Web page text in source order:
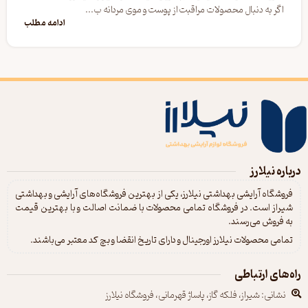
اگر به دنبال محصولات مراقبت از پوست و موی مردانه ب...
ادامه مطلب
درباره نیلارز
فروشگاه آرایشی بهداشتی نیلارز، یکی از بهترین فروشگاه‌های آرایشی و بهداشتی
شیراز است. در فروشگاه تمامی محصولات با ضمانت اصالت و با بهترین قیمت
به فروش می‌رسند.
تمامی محصولات نیلارز اورجینال و دارای تاریخ انقضا و بچ کد معتبر می‌باشند.
راه‌های ارتباطی
نشانی: شیراز، فلکه گاز، پاساژ قهرمانی، فروشگاه نیلارز